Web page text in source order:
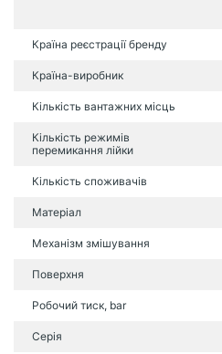
Країна реєстрації бренду
Країна-виробник
Кількість вантажних місць
Кількість режимів
перемикання лійки
Кількість споживачів
Матеріал
Механізм змішування
Поверхня
Робочий тиск, bar
Серія